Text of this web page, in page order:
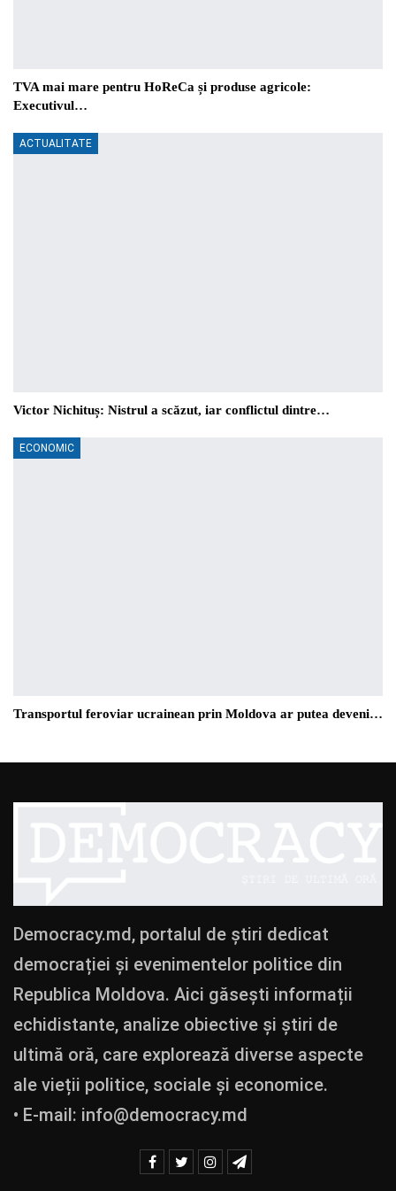
TVA mai mare pentru HoReCa și produse agricole:
Executivul…
ACTUALITATE
Victor Nichituș: Nistrul a scăzut, iar conflictul dintre…
ECONOMIC
Transportul feroviar ucrainean prin Moldova ar putea deveni…
Democracy.md, portalul de știri dedicat
democrației și evenimentelor politice din
Republica Moldova. Aici găsești informații
echidistante, analize obiective și știri de
ultimă oră, care explorează diverse aspecte
ale vieții politice, sociale și economice.
• E-mail: info@democracy.md